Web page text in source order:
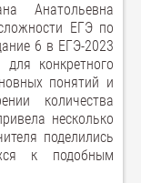
Анатольевна
ЕГЭ по
6 в ЕГЭ-2023
конкретного
понятий и
количества
несколько
поделились
к подобным